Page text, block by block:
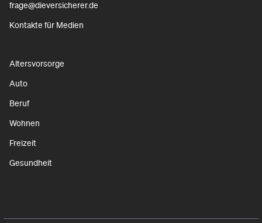
frage@dieversicherer.de
Kontakte für Medien
Altersvorsorge
Auto
Beruf
Wohnen
Freizeit
Gesundheit